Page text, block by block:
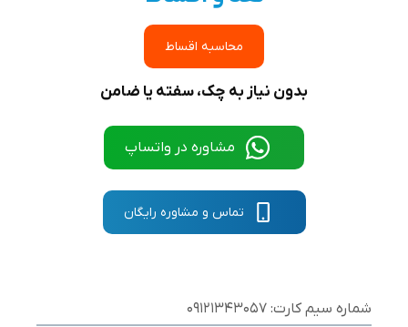
محاسبه اقساط
بدون نیاز به چک، سفته یا ضامن
مشاوره در واتساپ
تماس و مشاوره رایگان
شماره سیم کارت: 09121343057